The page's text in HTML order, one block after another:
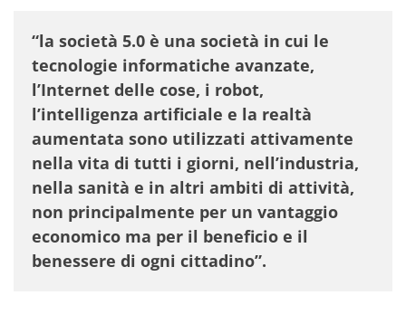
“la società 5.0 è una società in cui le
tecnologie informatiche avanzate,
l’Internet delle cose, i robot,
l’intelligenza artificiale e la realtà
aumentata sono utilizzati attivamente
nella vita di tutti i giorni, nell’industria,
nella sanità e in altri ambiti di attività,
non principalmente per un vantaggio
economico ma per il beneficio e il
benessere di ogni cittadino”.